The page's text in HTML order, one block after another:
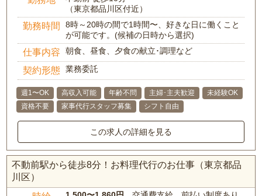
（東京都品川区付近）
勤務時間
8時～20時の間で1時間〜、好きな日に働くこと
が可能です。(候補の日時から選択)
仕事内容 朝食、昼食、夕食の献立･調理など
契約形態 業務委託
週1〜OK 高収入可能 年齢不問 主婦･主夫歓迎
未経験OK
資格不要
家事代行スタッフ募集 シフト自由
この求人の詳細を見る
不動前駅から徒歩8分！お料理代行のお仕事（東京都品
川区）